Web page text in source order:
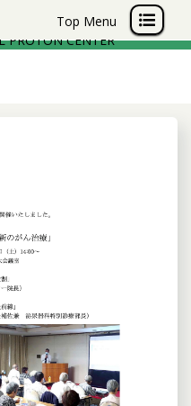
Top Menu
線センター
PROTON CENTER